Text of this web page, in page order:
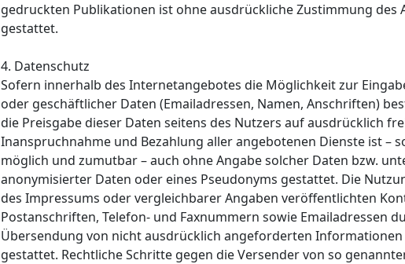
gedruckten Publikationen ist ohne ausdrückliche Zustimmung des
gestattet.
4. Datenschutz
Sofern innerhalb des Internetangebotes die Möglichkeit zur
oder geschäftlicher Daten (Emailadressen, Namen, Anschriften)
die Preisgabe dieser Daten seitens des Nutzers auf ausdrücklich
Inanspruchnahme und Bezahlung aller angebotenen Dienste ist –
möglich und zumutbar – auch ohne Angabe solcher Daten bzw.
anonymisierter Daten oder eines Pseudonyms gestattet. Die
des Impressums oder vergleichbarer Angaben veröffentlichten
Postanschriften, Telefon- und Faxnummern sowie Emailadressen
Übersendung von nicht ausdrücklich angeforderten
gestattet. Rechtliche Schritte gegen die Versender von so